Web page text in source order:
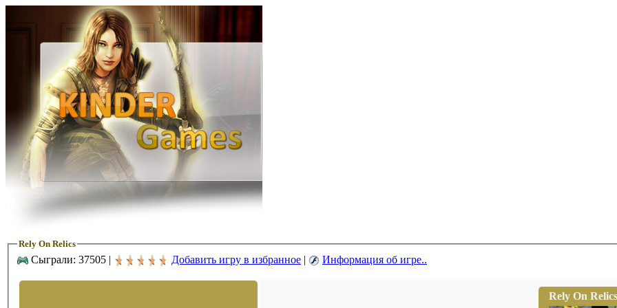
Rely On Relics
Сыграли: 37505 | Добавить игру в избранное | Информация об игре..
Rely On Relics